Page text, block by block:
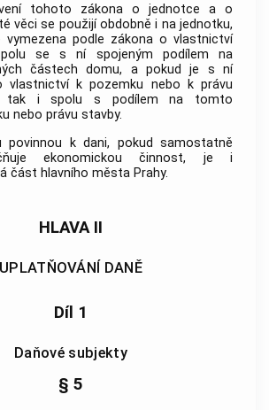
tohoto zákona o jednotce a o
věci se použijí obdobně i na jednotku,
vymezena podle zákona o vlastnictví
se s ní spojeným podílem na
částech domu, a pokud je s ní
vlastnictví kpozemku nebo k právu
tak i spolu s podílem na tomto
nebo právu stavby.
povinnou k dani, pokud samostatně
ekonomickou činnost, je i
část hlavního města Prahy.
HLAVA II
UPLATŇOVÁNÍ DANĚ
Díl 1
Daňové subjekty
§ 5